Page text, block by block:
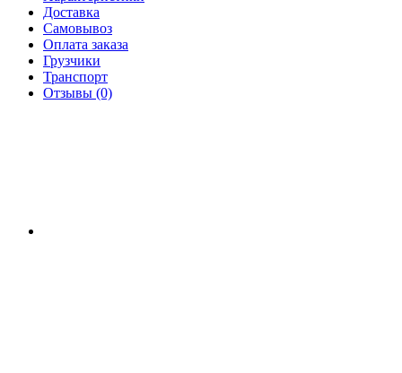
Доставка
Самовывоз
Оплата заказа
Грузчики
Транспорт
Отзывы (0)